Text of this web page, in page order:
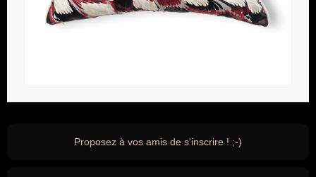
Proposez à vos amis de s'inscrire ! ;-)